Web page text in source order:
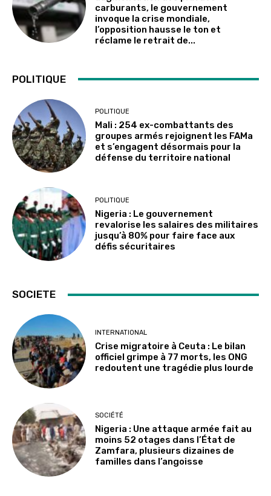
carburants, le gouvernement
invoque la crise mondiale,
l’opposition hausse le ton et
réclame le retrait de...
POLITIQUE
POLITIQUE
Mali : 254 ex-combattants des
groupes armés rejoignent les FAMa
et s’engagent désormais pour la
défense du territoire national
POLITIQUE
Nigeria : Le gouvernement
revalorise les salaires des militaires
jusqu’à 80% pour faire face aux
défis sécuritaires
SOCIETE
INTERNATIONAL
Crise migratoire à Ceuta : Le bilan
officiel grimpe à 77 morts, les ONG
redoutent une tragédie plus lourde
SOCIÉTÉ
Nigeria : Une attaque armée fait au
moins 52 otages dans l’État de
Zamfara, plusieurs dizaines de
familles dans l’angoisse